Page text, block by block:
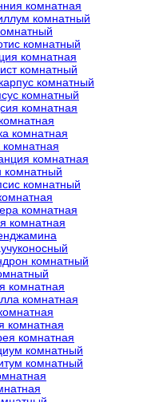
комнатная
комнатный
комнатный
комнатная
комнатный
комнатный
комнатный
комнатная
комнатная
комнатная
комнатный
комнатный
комнатная
комнатная
комнатный
комнатная
комнатная
комнатная
комнатная
комнатный
комнатный